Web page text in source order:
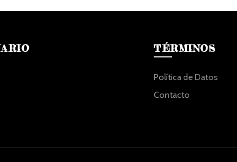
TÉRMINOS
Política de Datos
Contacto